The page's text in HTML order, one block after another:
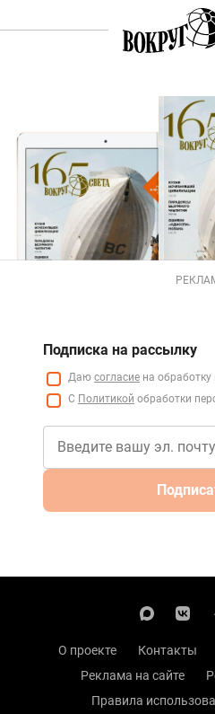
Подписка на рассылку
Даю согласие на
С Политикой обработки
О проекте Контакты
Реклама на сайте
Правила